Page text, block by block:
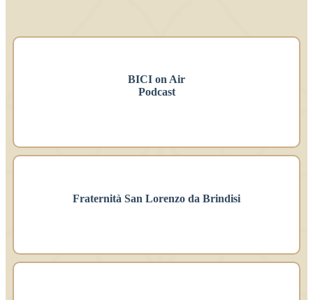
BICI on Air
Podcast
Fraternità San Lorenzo da Brindisi